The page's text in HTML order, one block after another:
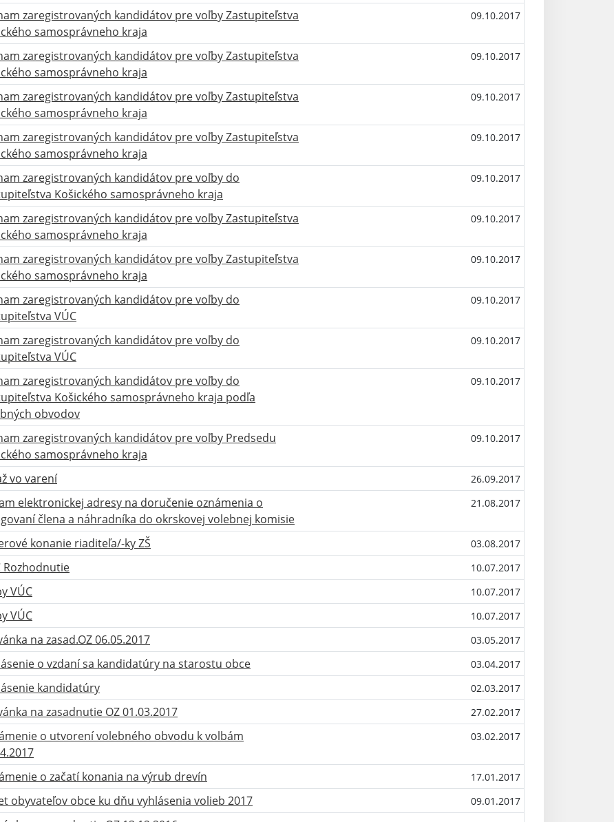
zaregistrovaných kandidátov pre voľby Zastupiteľstva
samosprávneho kraja
09.10.2017
zaregistrovaných kandidátov pre voľby Zastupiteľstva
samosprávneho kraja
09.10.2017
zaregistrovaných kandidátov pre voľby Zastupiteľstva
samosprávneho kraja
09.10.2017
zaregistrovaných kandidátov pre voľby Zastupiteľstva
samosprávneho kraja
09.10.2017
zaregistrovaných kandidátov pre voľby do
Košického samosprávneho kraja
09.10.2017
zaregistrovaných kandidátov pre voľby Zastupiteľstva
samosprávneho kraja
09.10.2017
zaregistrovaných kandidátov pre voľby Zastupiteľstva
samosprávneho kraja
09.10.2017
zaregistrovaných kandidátov pre voľby do
VÚC
09.10.2017
zaregistrovaných kandidátov pre voľby do
VÚC
09.10.2017
zaregistrovaných kandidátov pre voľby do
Košického samosprávneho kraja podľa
obvodov
09.10.2017
zaregistrovaných kandidátov pre voľby Predsedu
samosprávneho kraja
09.10.2017
vo varení 26.09.2017
elektronickej adresy na doručenie oznámenia o
člena a náhradníka do okrskovej volebnej komisie
21.08.2017
konanie riaditeľa/-ky ZŠ 03.08.2017
Rozhodnutie 10.07.2017
VÚC 10.07.2017
VÚC 10.07.2017
na zasad.OZ 06.05.2017 03.05.2017
o vzdaní sa kandidatúry na starostu obce 03.04.2017
kandidatúry 02.03.2017
na zasadnutie OZ 01.03.2017 27.02.2017
o utvorení volebného obvodu k volbám
03.02.2017
o začatí konania na výrub drevín 17.01.2017
obyvateľov obce ku dňu vyhlásenia volieb 2017 09.01.2017